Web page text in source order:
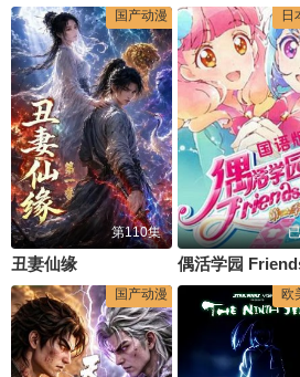
国产动漫
第110集
丑妻仙缘
日
国产动漫 欧